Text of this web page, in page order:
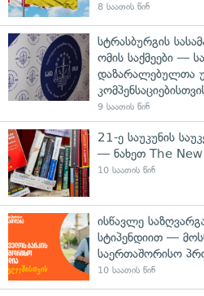
8 საათის წინ
სტრასბურგის
ომის საქმეები —
დაზარალებულთა
9 საათის წინ
21-ე საუკუნის
— ნახეთ The New
10 საათის წინ
ისწავლე
სტიპენდიით —
საერთაშორისო
10 საათის წინ